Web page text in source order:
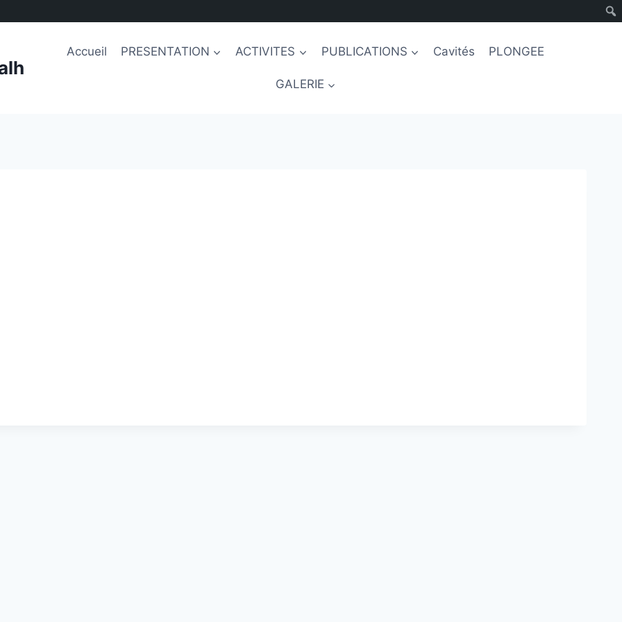
Accueil PRESENTATION ACTIVITES PUBLICATIONS Cavités PLONGEE
GALERIE